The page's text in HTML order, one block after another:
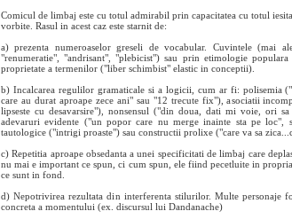
Comicul de limbaj este cu totul admirabil prin capacitatea cu totul
vorbite. Rasul in acest caz este starnit de:
a) prezenta numeroaselor greseli de vocabular. Cuvintele (mai
"renumeratie", "andrisant", "plebicist") sau prin etimologie
proprietate a termenilor ("liber schimbist" elastic in conceptii).
b) Incalcarea regulilor gramaticale si a logicii, cum ar fi: polisemia
care au durat aproape zece ani" sau "12 trecute fix"), asociatii
lipseste cu desavarsire"), nonsensul ("din doua, dati mi voie, ori
adevaruri evidente ("un popor care nu merge inainte sta pe loc",
tautologice ("intrigi proaste") sau constructii prolixe ("care va sa
c) Repetitia aproape obsedanta a unei specificitati de limbaj care
nu mai e important ce spun, ci cum spun, ele fiind pecetluite in
ce sunt in fond.
d) Nepotrivirea rezultata din interferenta stilurilor. Multe personaje
concreta a momentului (ex. discursul lui Dandanache)